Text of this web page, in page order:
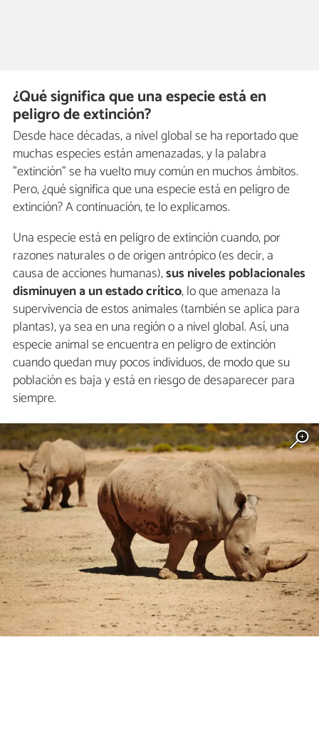
¿Qué significa que una especie está en
peligro de extinción?
Desde hace décadas, a nivel global se ha reportado que
muchas especies están amenazadas, y la palabra
"extinción" se ha vuelto muy común en muchos ámbitos.
Pero, ¿qué significa que una especie está en peligro de
extinción? A continuación, te lo explicamos.
Una especie está en peligro de extinción cuando, por
razones naturales o de origen antrópico (es decir, a
causa de acciones humanas),sus niveles poblacionales
disminuyen a un estado crítico, lo que amenaza la
supervivencia de estos animales (también se aplica para
plantas), ya sea en una región o a nivel global. Así, una
especie animal se encuentra en peligro de extinción
cuando quedan muy pocos individuos, de modo que su
población es baja y está en riesgo de desaparecer para
siempre.